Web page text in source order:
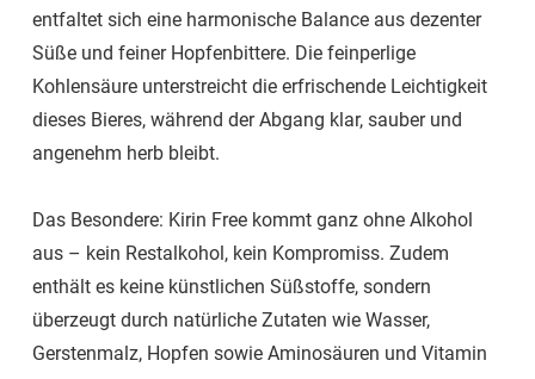
entfaltet sich eine harmonische Balance aus dezenter
Süße und feiner Hopfenbittere. Die feinperlige
Kohlensäure unterstreicht die erfrischende Leichtigkeit
dieses Bieres, während der Abgang klar, sauber und
angenehm herb bleibt.
Das Besondere: Kirin Free kommt ganz ohne Alkohol
aus – kein Restalkohol, kein Kompromiss. Zudem
enthält es keine künstlichen Süßstoffe, sondern
überzeugt durch natürliche Zutaten wie Wasser,
Gerstenmalz, Hopfen sowie Aminosäuren und Vitamin